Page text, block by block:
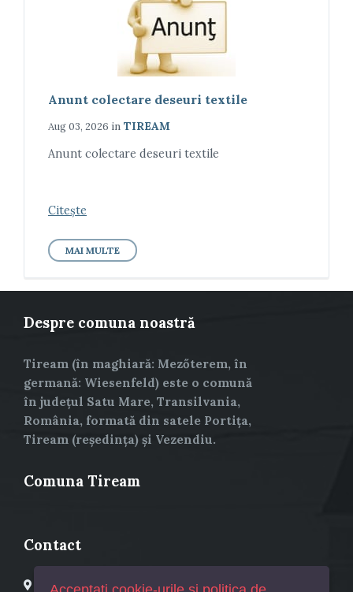
Anunt colectare deseuri textile
Aug 03, 2026 in TIREAM
Anunt colectare deseuri textile
Citește
MAI MULTE
Despre comuna noastră
Tiream (în maghiară: Mezőterem, în
germană: Wiesenfeld) este o comună
în județul Satu Mare, Transilvania,
România, formată din satele Portița,
Tiream (reședința) și Vezendiu.
Comuna Tiream
Contact
Primaria Comuna Tiream